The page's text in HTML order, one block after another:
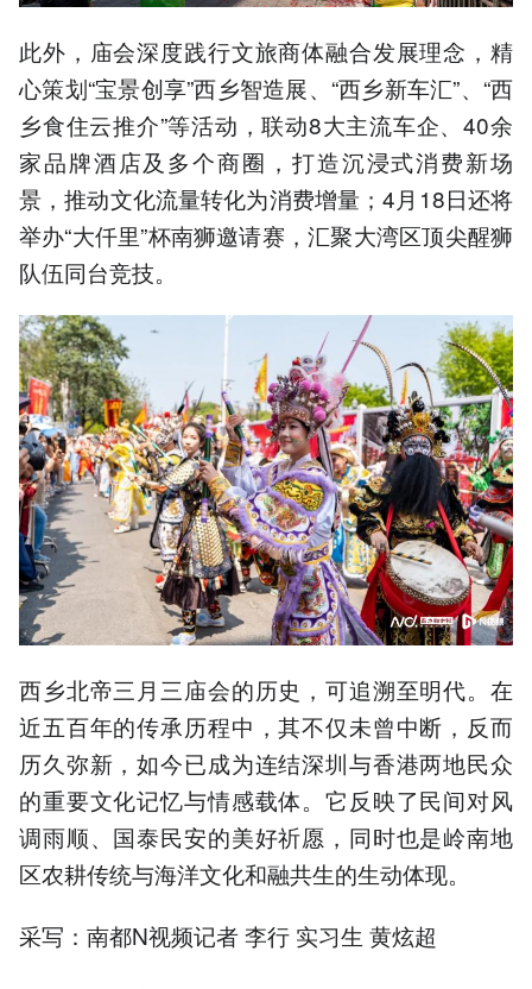
此外，庙会深度践行文旅商体融合发展理念，精
心策划“宝景创享”西乡智造展、“西乡新车汇”、“西
乡食住云推介”等活动，联动8大主流车企、40余
家品牌酒店及多个商圈，打造沉浸式消费新场
景，推动文化流量转化为消费增量；4月18日还将
举办“大仟里”杯南狮邀请赛，汇聚大湾区顶尖醒狮
队伍同台竞技。
西乡北帝三月三庙会的历史，可追溯至明代。在
近五百年的传承历程中，其不仅未曾中断，反而
历久弥新，如今已成为连结深圳与香港两地民众
的重要文化记忆与情感载体。它反映了民间对风
调雨顺、国泰民安的美好祈愿，同时也是岭南地
区农耕传统与海洋文化和融共生的生动体现。
采写：南都N视频记者 李行 实习生 黄炫超